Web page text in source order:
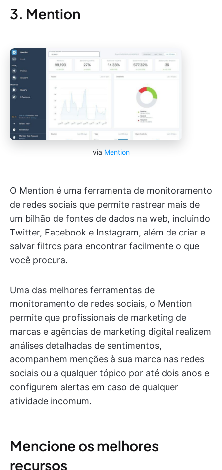
3. Mention
via Mention
O Mention é uma ferramenta de monitoramento
de redes sociais que permite rastrear mais de
um bilhão de fontes de dados na web, incluindo
Twitter, Facebook e Instagram, além de criar e
salvar filtros para encontrar facilmente o que
você procura.
Uma das melhores ferramentas de
monitoramento de redes sociais, o Mention
permite que profissionais de marketing de
marcas e agências de marketing digital realizem
análises detalhadas de sentimentos,
acompanhem menções à sua marca nas redes
sociais ou a qualquer tópico por até dois anos e
configurem alertas em caso de qualquer
atividade incomum.
Mencione os melhores
recursos